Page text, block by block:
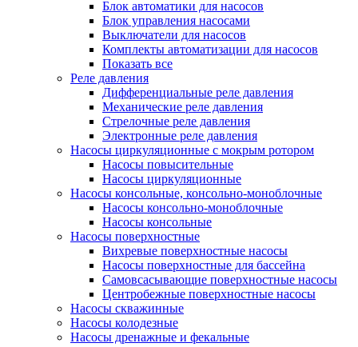
Блок автоматики для насосов
Блок управления насосами
Выключатели для насосов
Комплекты автоматизации для насосов
Показать все
Реле давления
Дифференциальные реле давления
Механические реле давления
Стрелочные реле давления
Электронные реле давления
Насосы циркуляционные с мокрым ротором
Насосы повысительные
Насосы циркуляционные
Насосы консольные, консольно-моноблочные
Насосы консольно-моноблочные
Насосы консольные
Насосы поверхностные
Вихревые поверхностные насосы
Насосы поверхностные для бассейна
Самовсасывающие поверхностные насосы
Центробежные поверхностные насосы
Насосы скважинные
Насосы колодезные
Насосы дренажные и фекальные